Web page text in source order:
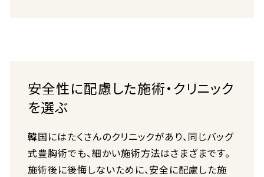
安全性に配慮した施術・クリニック
を選ぶ
韓国にはたくさんのクリニックがあり、同じバッグ
式豊胸術でも、細かい施術方法はさまざまです。
施術後に後悔しないために、安全に配慮した施